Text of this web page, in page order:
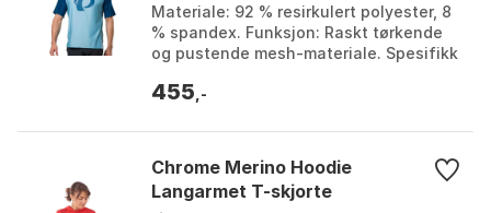
Materiale: 92 % resirkulert polyester, 8
% spandex. Funksjon: Raskt tørkende
og pustende mesh-materiale. Spesifikk
lavprofilalbuebeskyt...
455 ,-
Chrome Merino Hoodie
Langarmet T-skjorte